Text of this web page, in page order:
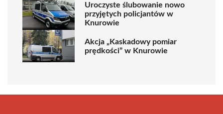
Uroczyste ślubowanie nowo
przyjętych policjantów w
Knurowie
Akcja „Kaskadowy pomiar
prędkości” w Knurowie